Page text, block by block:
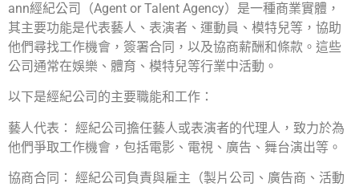
ann經紀公司（Agent or Talent Agency）是一種商業實體，
其主要功能是代表藝人、表演者、運動員、模特兒等，協助
他們尋找工作機會，簽署合同，以及協商薪酬和條款。這些
公司通常在娛樂、體育、模特兒等行業中活動。
以下是經紀公司的主要職能和工作：
藝人代表： 經紀公司擔任藝人或表演者的代理人，致力於為
他們爭取工作機會，包括電影、電視、廣告、舞台演出等。
協商合同： 經紀公司負責與雇主（製片公司、廣告商、活動